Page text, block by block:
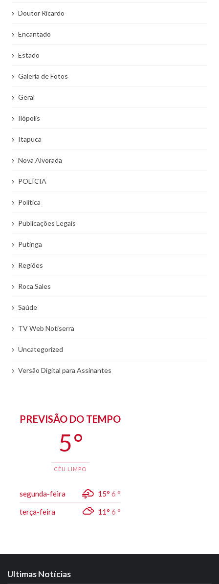
Doutor Ricardo
Encantado
Estado
Galeria de Fotos
Geral
Ilópolis
Itapuca
Nova Alvorada
POLÍCIA
Politíca
Publicações Legais
Putinga
Regiões
Roca Sales
Saúde
TV Web Notiserra
Uncategorized
Versão Digital para Assinantes
PREVISÃO DO TEMPO
5 °
CÉU LIMPO
segunda-feira 15° 6 °
terça-feira 11° 6 °
Ultimas Notícias